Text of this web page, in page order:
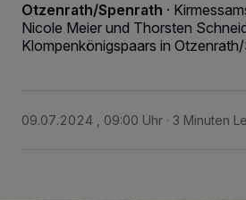
Otzenrath/Spenrath ·
Nicole Meier und Thorsten
Klompenkönigspaars in
09.07.2024 , 09:00 Uhr 3 Minuten